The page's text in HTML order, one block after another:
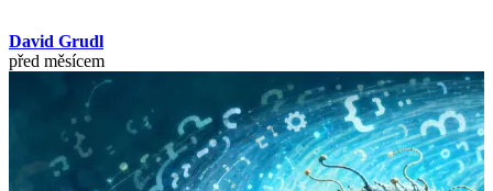
David Grudl
před měsícem